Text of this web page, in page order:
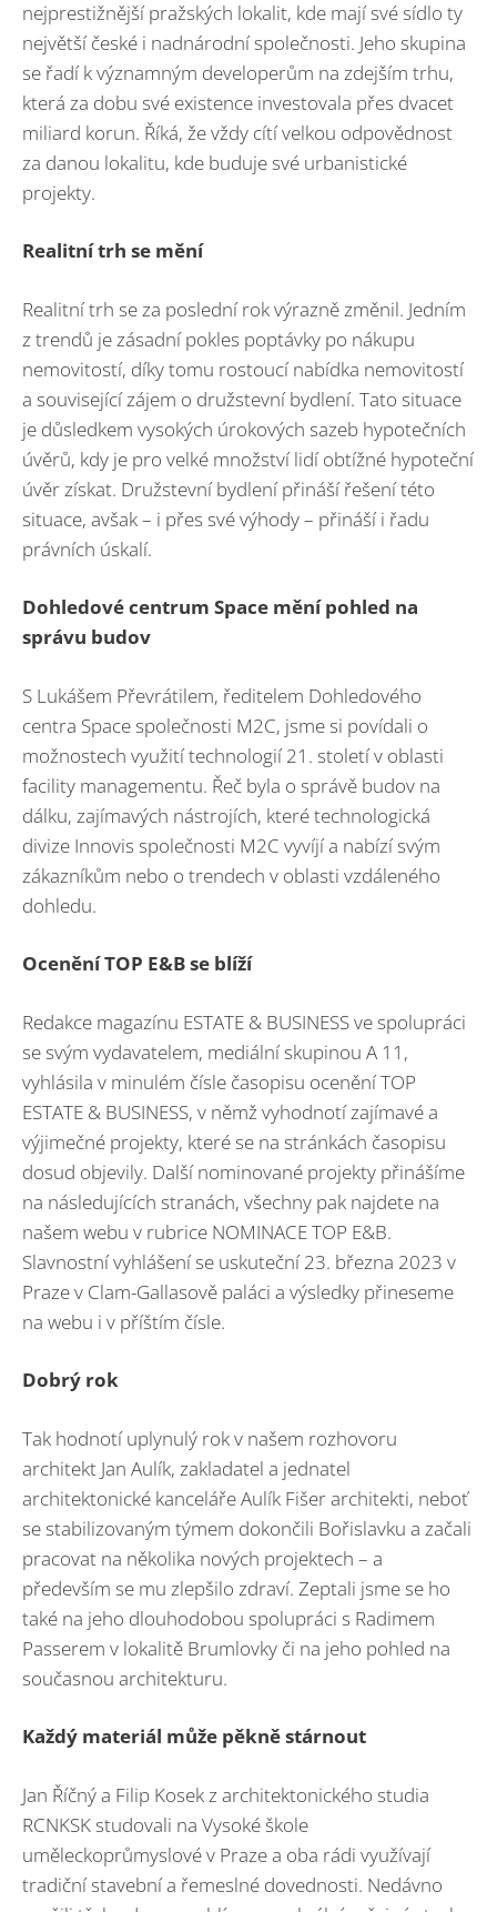
nejprestižnější pražských lokalit, kde mají své sídlo ty
největší české i nadnárodní společnosti. Jeho skupina
se řadí k významným developerům na zdejším trhu,
která za dobu své existence investovala přes dvacet
miliard korun. Říká, že vždy cítí velkou odpovědnost
za danou lokalitu, kde buduje své urbanistické
projekty.
Realitní trh se mění
Realitní trh se za poslední rok výrazně změnil. Jedním
z trendů je zásadní pokles poptávky po nákupu
nemovitostí, díky tomu rostoucí nabídka nemovitostí
a související zájem o družstevní bydlení. Tato situace
je důsledkem vysokých úrokových sazeb hypotečních
úvěrů, kdy je pro velké množství lidí obtížné hypoteční
úvěr získat. Družstevní bydlení přináší řešení této
situace, avšak – i přes své výhody – přináší i řadu
právních úskalí.
Dohledové centrum Space mění pohled na
správu budov
S Lukášem Převrátilem, ředitelem Dohledového
centra Space společnosti M2C, jsme si povídali o
možnostech využití technologií 21. století v oblasti
facility managementu. Řeč byla o správě budov na
dálku, zajímavých nástrojích, které technologická
divize Innovis společnosti M2C vyvíjí a nabízí svým
zákazníkům nebo o trendech v oblasti vzdáleného
dohledu.
Ocenění TOP E&B se blíží
Redakce magazínu ESTATE & BUSINESS ve spolupráci
se svým vydavatelem, mediální skupinou A 11,
vyhlásila v minulém čísle časopisu ocenění TOP
ESTATE & BUSINESS, v němž vyhodnotí zajímavé a
výjimečné projekty, které se na stránkách časopisu
dosud objevily. Další nominované projekty přinášíme
na následujících stranách, všechny pak najdete na
našem webu v rubrice NOMINACE TOP E&B.
Slavnostní vyhlášení se uskuteční 23. března 2023 v
Praze v Clam-Gallasově paláci a výsledky přineseme
na webu i v příštím čísle.
Dobrý rok
Tak hodnotí uplynulý rok v našem rozhovoru
architekt Jan Aulík, zakladatel a jednatel
architektonické kanceláře Aulík Fišer architekti, neboť
se stabilizovaným týmem dokončili Bořislavku a začali
pracovat na několika nových projektech – a
především se mu zlepšilo zdraví. Zeptali jsme se ho
také na jeho dlouhodobou spolupráci s Radimem
Passerem v lokalitě Brumlovky či na jeho pohled na
současnou architekturu.
Každý materiál může pěkně stárnout
Jan Říčný a Filip Kosek z architektonického studia
RCNKSK studovali na Vysoké škole
uměleckoprůmyslové v Praze a oba rádi využívají
tradiční stavební a řemeslné dovednosti. Nedávno